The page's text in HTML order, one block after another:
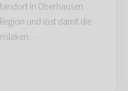
in Oberhausen
und löst damit die